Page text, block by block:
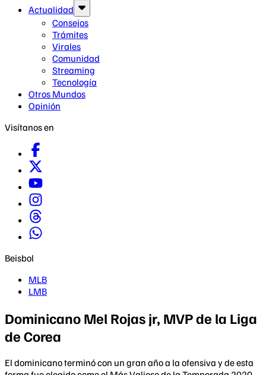
Actualidad
Consejos
Trámites
Virales
Comunidad
Streaming
Tecnología
Otros Mundos
Opinión
Visítanos en
Beisbol
MLB
LMB
Dominicano Mel Rojas jr, MVP de la Liga
de Corea
El dominicano terminó con un gran año a la ofensiva y de esta